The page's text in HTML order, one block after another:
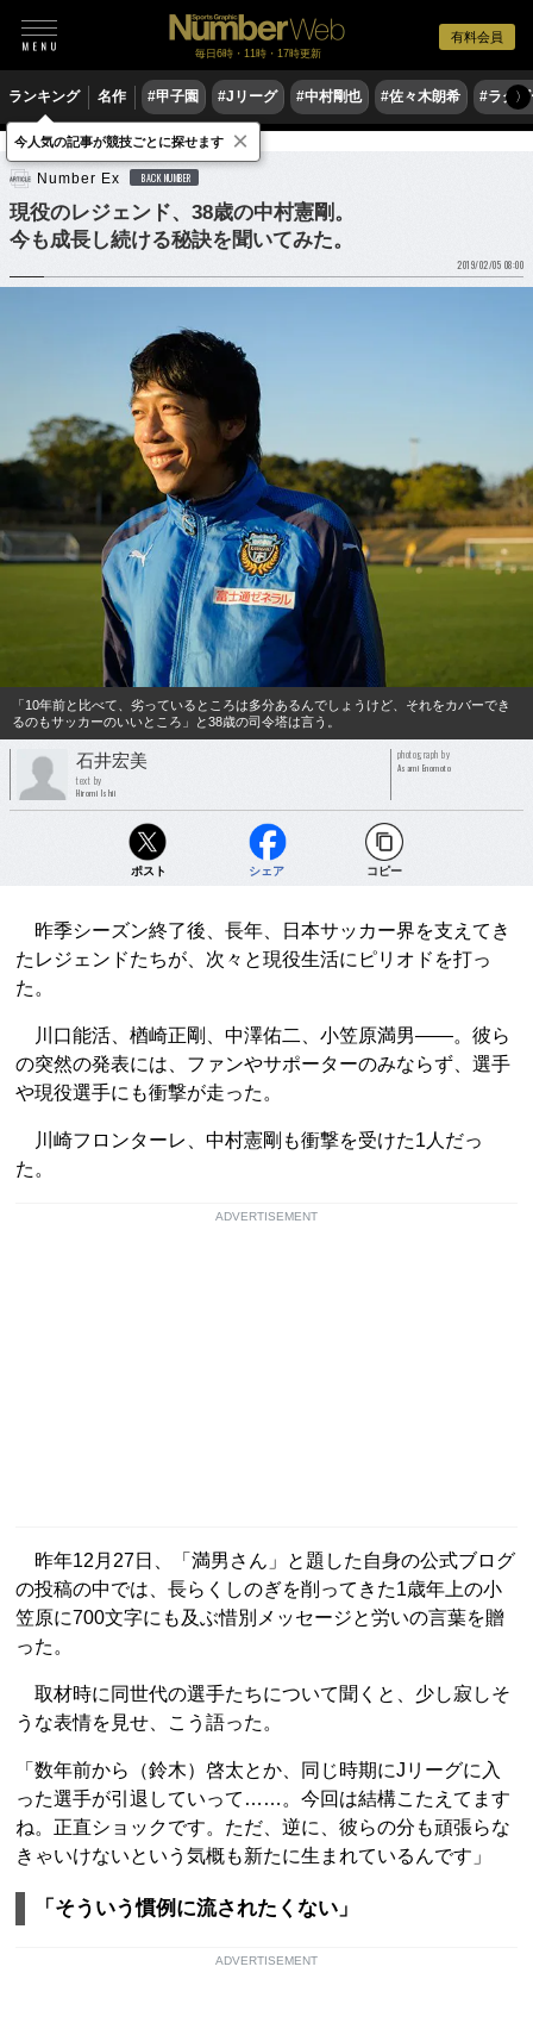
有料会員
毎日6時・11時・17時更新
ランキング 名作 #甲子園 #Jリーグ #中村剛也 #佐々木朗希 #ラグ〉
サッカー Jリーグ
Number Ex BACK NUMBER
現役のレジェンド、38歳の中村憲剛。
今も成長し続ける秘訣を聞いてみた。
2019/02/05 08:00
「10年前と比べて、劣っているところは多分あるんでしょうけど、それをカバーでき
るのもサッカーのいいところ」と38歳の司令塔は言う。
石井宏美
text by
Hiromi Ishii
photograph by
Asami Enomoto
ポスト シェア コピー
昨季シーズン終了後、長年、日本サッカー界を支えてき
たレジェンドたちが、次々と現役生活にピリオドを打っ
た。
川口能活、楢崎正剛、中澤佑二、小笠原満男――。彼ら
の突然の発表には、ファンやサポーターのみならず、選手
や現役選手にも衝撃が走った。
川崎フロンターレ、中村憲剛も衝撃を受けた1人だっ
た。
ADVERTISEMENT
昨年12月27日、「満男さん」と題した自身の公式ブログ
の投稿の中では、長らくしのぎを削ってきた1歳年上の小
笠原に700文字にも及ぶ惜別メッセージと労いの言葉を贈
った。
取材時に同世代の選手たちについて聞くと、少し寂しそ
うな表情を見せ、こう語った。
「数年前から（鈴木）啓太とか、同じ時期にJリーグに入
った選手が引退していって……。今回は結構こたえてます
ね。正直ショックです。ただ、逆に、彼らの分も頑張らな
きゃいけないという気概も新たに生まれているんです」
「そういう慣例に流されたくない」
ADVERTISEMENT
今人気の記事が競技ごとに探せます ×